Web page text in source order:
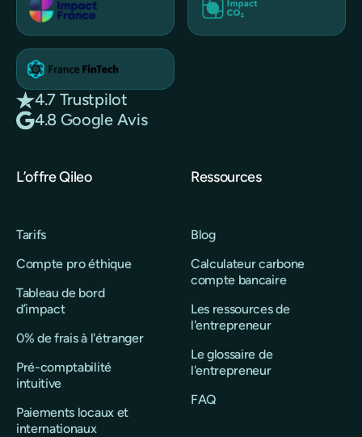
4.7 Trustpilot
4.8 Google Avis
L’offre Qileo
Tarifs
Compte pro éthique
Tableau de bord
d’impact
0% de frais à l'étranger
Pré-comptabilité
intuitive
Paiements locaux et
internationaux
Ressources
Blog
Calculateur carbone
compte bancaire
Les ressources de
l'entrepreneur
Le glossaire de
l'entrepreneur
FAQ